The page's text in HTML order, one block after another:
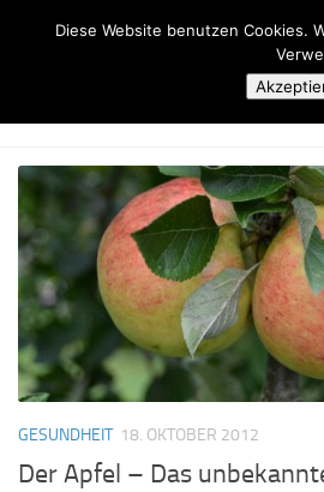
Zum Inhalt springen
DICKE DEUTSCHE - ALLES ÜBER DIÄTEN,
GESUNDHEIT 18. OKTOBER 2012
Der Apfel – Das
Diese Website benutzen Cookies.